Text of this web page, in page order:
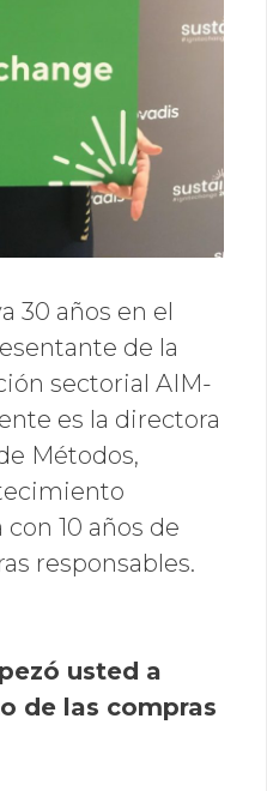
30 años en el
de la
sectorial AIM-
es la directora
Métodos,
10 años de
responsables.
usted a
de las compras